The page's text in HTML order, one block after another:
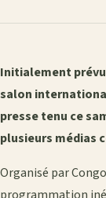
Initialement prévu
salon
presse tenu ce
plusieurs médias
Organisé par